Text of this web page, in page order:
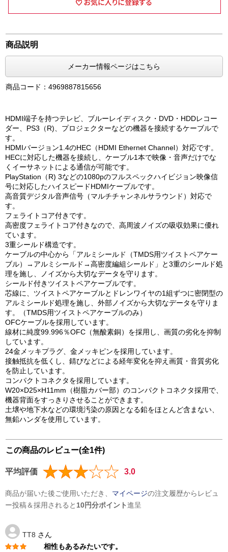
商品説明
メーカー情報ページはこちら
商品コード：4969887815656
HDMI端子を持つテレビ、ブルーレイディスク・DVD・HDDレコー
ダー、PS3（R)、プロジェクターなどの機器を接続するケーブルで
す。
HDMIバージョン1.4のHEC（HDMI Ethernet Channel）対応です。
HECに対応した機器を接続し、ケーブル1本で映像・音声だけでな
くイーサネットによる通信が可能です。
PlayStation（R) 3などの1080pのフルスペックハイビジョン映像信
号に対応したハイスピードHDMIケーブルです。
高音質デジタル音声信号（マルチチャンネルサラウンド）対応で
す。
フェライトコア付きです。
高密度フェライトコア付きなので、高周波ノイズの吸収効果に優れ
ています。
3重シールド構造です。
ケーブルの中心から「アルミシールド（TMDS用ツイストペアケー
ブル）→アルミシールド→高密度編組シールド」と3重のシールド処
理を施し、ノイズから大切なデータを守ります。
シールド付きツイストペアケーブルです。
芯線に、ツイストペアケーブルとドレンワイヤの1組ずつに密閉型の
アルミシールド処理を施し、外部ノイズから大切なデータを守りま
す。（TMDS用ツイストペアケーブルのみ）
OFCケーブルを採用しています。
線材に純度99.996％OFC（無酸素銅）を採用し、画質の劣化を抑制
しています。
24金メッキプラグ、金メッキピンを採用しています。
接触抵抗を低くし、錆びなどによる経年変化を抑え画質・音質劣化
を防止しています。
コンパクトコネクタを採用しています。
W20×D25×H11mm（樹脂カバー部）のコンパクトコネクタ採用で、
機器背面をすっきりさせることができます。
土壌や地下水などの環境汚染の原因となる鉛をほとんど含まない、
無鉛ハンダを使用しています。
この商品のレビュー(全1件)
平均評価 3.0
商品が届いた後ご使用いただき、 マイページの注文履歴からレビュ
ー投稿＆採用されると 10円分ポイント進呈
TT8 さん
相性もあるみたいです。